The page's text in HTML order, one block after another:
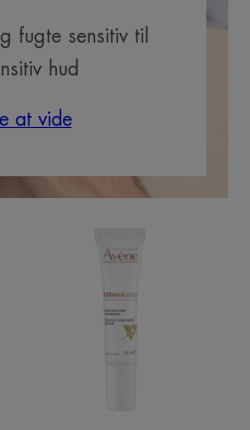
fugte sensitiv til
hud
at vide
Eye
Cream
|
Anti-